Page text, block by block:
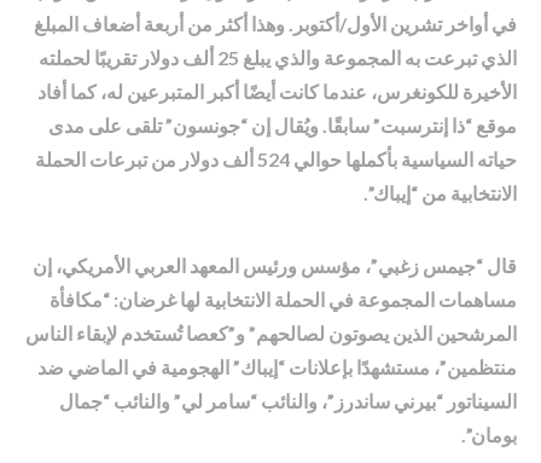
في أواخر تشرين الأول/أكتوبر. وهذا أكثر من أربعة أضعاف المبلغ
الذي تبرعت به المجموعة والذي يبلغ 25 ألف دولار تقريبًا لحملته
الأخيرة للكونغرس، عندما كانت أيضًا أكبر المتبرعين له، كما أفاد
موقع “ذا إنترسبت” سابقًا. ويُقال إن “جونسون” تلقى على مدى
حياته السياسية بأكملها حوالي 524 ألف دولار من تبرعات الحملة
الانتخابية من “إيباك”.
قال “جيمس زغبي”، مؤسس ورئيس المعهد العربي الأمريكي، إن
مساهمات المجموعة في الحملة الانتخابية لها غرضان: “مكافأة
المرشحين الذين يصوتون لصالحهم” و”كعصا تُستخدم لإبقاء الناس
منتظمين”، مستشهدًا بإعلانات “إيباك” الهجومية في الماضي ضد
السيناتور “بيرني ساندرز”، والنائب “سامر لي” والنائب “جمال
بومان”.